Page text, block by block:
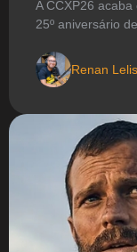
A CCXP26
25º aniversário
Renan Lelis